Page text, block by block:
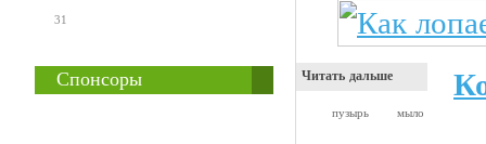
31
Спонсоры Читать дальше
пузырь мыло